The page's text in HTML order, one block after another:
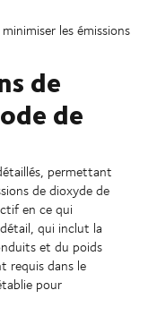
les émissions
de
de
permettant
de dioxyde de
en ce qui
qui inclut la
et du poids
requis dans le
pour